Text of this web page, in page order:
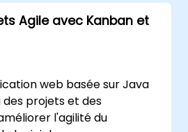
Agile avec Kanban et
web basée sur Java
des projets et des
l'agilité du